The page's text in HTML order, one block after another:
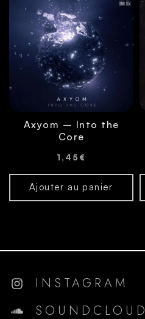
Axyom – Into the
Core
1,45 €
Ajouter au panier
INSTAGRAM
SOUNDCLOUD